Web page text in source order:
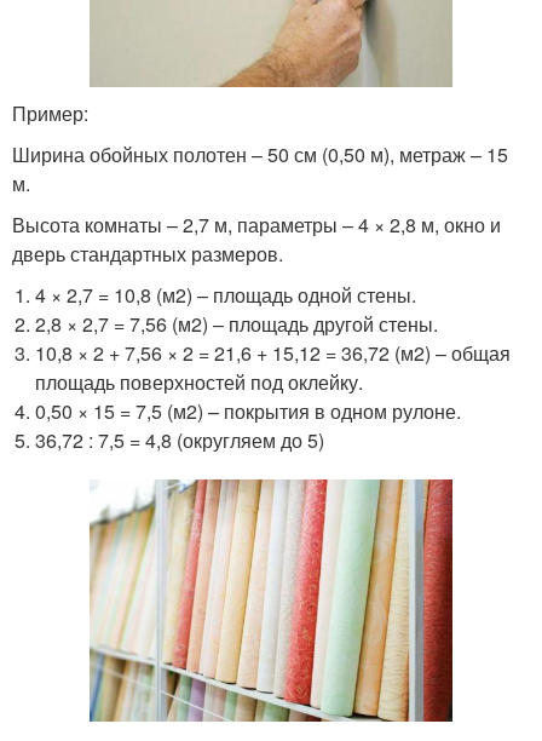
Пример:
Ширина обойных полотен – 50 см (0,50 м), метраж – 15
м.
Высота комнаты – 2,7 м, параметры – 4 × 2,8 м, окно и
дверь стандартных размеров.
4 × 2,7 = 10,8 (м2) – площадь одной стены.
2,8 × 2,7 = 7,56 (м2) – площадь другой стены.
10,8 × 2 + 7,56 × 2 = 21,6 + 15,12 = 36,72 (м2) – общая
площадь поверхностей под оклейку.
0,50 × 15 = 7,5 (м2) – покрытия в одном рулоне.
36,72 : 7,5 = 4,8 (округляем до 5)